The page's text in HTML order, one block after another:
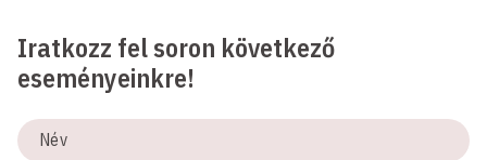
Iratkozz fel soron következő
eseményeinkre!
Név